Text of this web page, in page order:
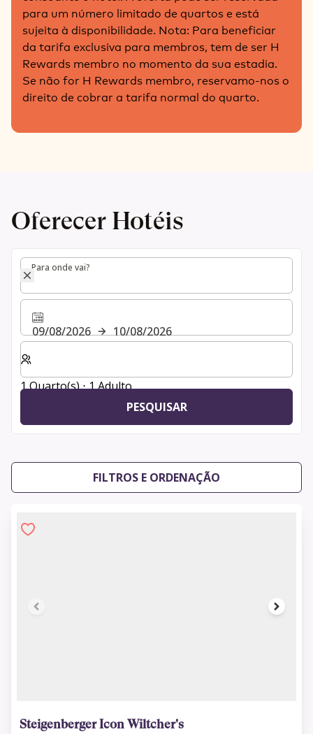
para um número limitado de quartos e está
sujeita à disponibilidade. Nota: Para beneficiar
da tarifa exclusiva para membros, tem de ser H
Rewards membro no momento da sua estadia.
Se não for H Rewards membro, reservamo-nos o
direito de cobrar a tarifa normal do quarto.
Oferecer Hotéis
Para onde vai?
Para onde vai?
09/08/2026
10/08/2026
Selecionar o número de quartos e de hóspedes para a
1 Quarto(s) ⋅ 1 Adulto
PESQUISAR
FILTROS E ORDENAÇÃO
Steigenberger Icon Wiltcher's